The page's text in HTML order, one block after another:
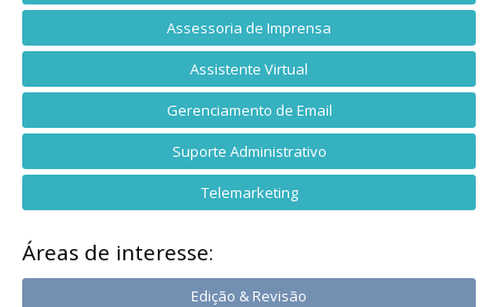
Assessoria de Imprensa
Assistente Virtual
Gerenciamento de Email
Suporte Administrativo
Telemarketing
Áreas de interesse:
Edição & Revisão